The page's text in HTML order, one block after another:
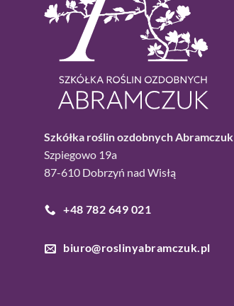
Szkółka roślin ozdobnych Abramczuk
Szpiegowo 19a
87-610 Dobrzyń nad Wisłą
+48 782 649 021
biuro@roslinyabramczuk.pl